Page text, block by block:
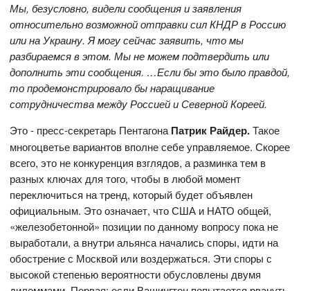
Мы, безусловно, видели сообщения и заявления
относительно возможной отправки сил КНДР в Россию
или на Украину. Я могу сейчас заявить, что мы
разбираемся в этом. Мы не можем подтвердить или
дополнить эти сообщения. …Если бы это было правдой,
то продемонстрировало бы наращивание
сотрудничества между Россией и Северной Кореей.
Это - пресс-секретарь Пентагона Патрик Райдер.Такое
многоцветье вариантов вполне себе управляемое. Скорее
всего, это не конкуренция взглядов, а разминка тем в
разных ключах для того, чтобы в любой момент
переключиться на тренд, который будет объявлен
официальным. Это означает, что США и НАТО общей,
«железобетонной» позиции по данному вопросу пока не
выработали, а внутри альянса начались споры, идти на
обострение с Москвой или воздержаться. Эти споры с
высокой степенью вероятности обусловлены двумя